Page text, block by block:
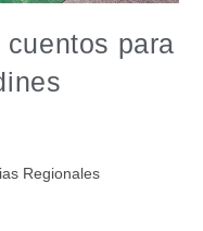
para
Regionales